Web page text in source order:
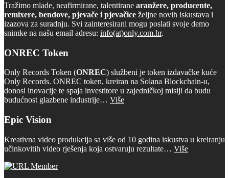
Tražimo mlade, neafirmirane, talentirane aranžere, producente,
remixere, bendove, pjevače i pjevačice željne novih iskustava i
izazova za suradnju. Svi zainteresirani mogu poslati svoje demo
snimke na našu email adresu: info(at)only.com.hr.
ONREC Token
Only Records Token (ONREC) službeni je token izdavačke kuće
Only Records. ONREC token, kreiran na Solana Blockchain-u,
donosi inovacije te spaja investitore u zajedničkoj misiji da budu
budućnost glazbene industrije… Više
Epic Vision
Kreativna video produkcija sa više od 10 godina iskustva u kreiranju
učinkovitih video rješenja koja ostvaruju rezultate… Više